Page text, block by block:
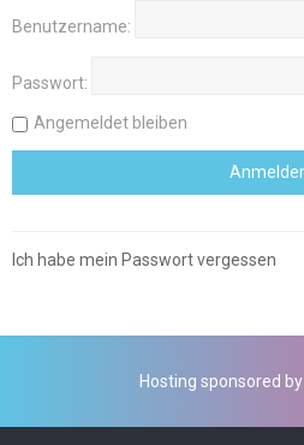
Benutzername:
Passwort:
Angemeldet bleiben
Ich habe mein Passwort vergessen
Hosting sponsored by